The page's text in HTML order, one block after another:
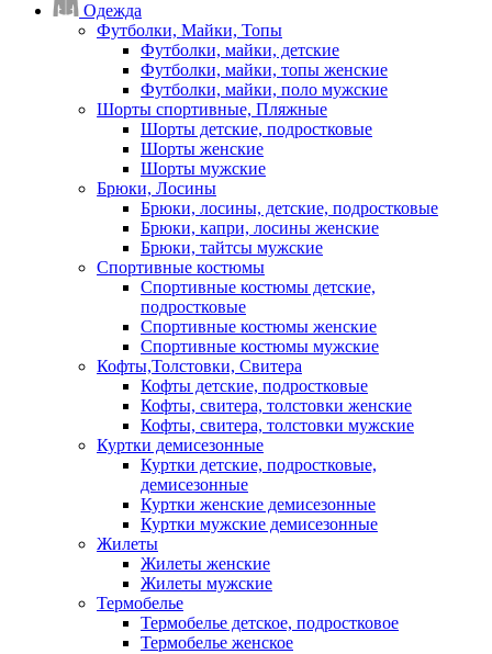
Одежда
Футболки, Майки, Топы
Футболки, майки, детские
Футболки, майки, топы женские
Футболки, майки, поло мужские
Шорты спортивные, Пляжные
Шорты детские, подростковые
Шорты женские
Шорты мужские
Брюки, Лосины
Брюки, лосины, детские, подростковые
Брюки, капри, лосины женские
Брюки, тайтсы мужские
Спортивные костюмы
Спортивные костюмы детские,
подростковые
Спортивные костюмы женские
Спортивные костюмы мужские
Кофты,Толстовки, Свитера
Кофты детские, подростковые
Кофты, свитера, толстовки женские
Кофты, свитера, толстовки мужские
Куртки демисезонные
Куртки детские, подростковые,
демисезонные
Куртки женские демисезонные
Куртки мужские демисезонные
Жилеты
Жилеты женские
Жилеты мужские
Термобелье
Термобелье детское, подростковое
Термобелье женское